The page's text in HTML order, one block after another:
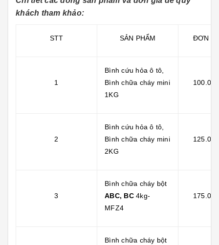
khách tham khảo:
STT SẢN PHẨM ĐƠN
1
Bình cứu hỏa ô tô,
Bình chữa cháy mini
1KG
2
Bình cứu hỏa ô tô,
Bình chữa cháy mini
2KG
3
Bình chữa cháy bột
ABC, BC4kg-
MFZ4
Bình chữa cháy bột